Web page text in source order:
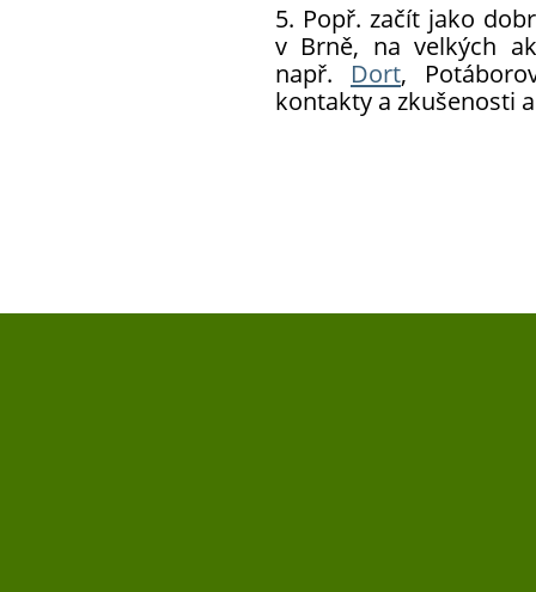
5. Popř. začít jako
v Brně, na velkých
např. Dort,
kontakty a zkušenosti